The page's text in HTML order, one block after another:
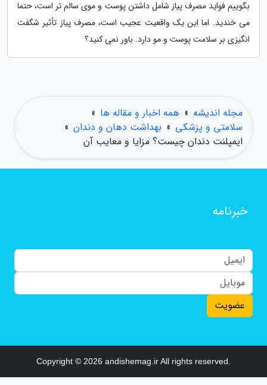
بگوییم فواید مصرف پیاز شامل داشتن پوست و موی سالم تر است، حتما
می خندید. اما این یک واقعیت عجیب است، مصرف پیاز تأثیر شگفت
انگیزی بر سلامت پوست و مو دارد. باور نمی کنید؟
مجله اندیشه » همه اخبار و مقاله ها »
سلامتی و پزشکی » بهداشت دهان و دندان »
ایمپلنت دندان چیست؟ مزایا و معایب آن
خبرنامه
عضویت
Copyright © 2026 andishemag.ir All rights reserved.